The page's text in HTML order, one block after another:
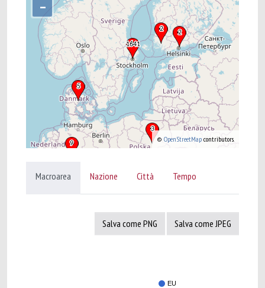
–
© OpenStreetMap contributors.
Macroarea Nazione Città Tempo
Salva come PNG Salva come JPEG
EU